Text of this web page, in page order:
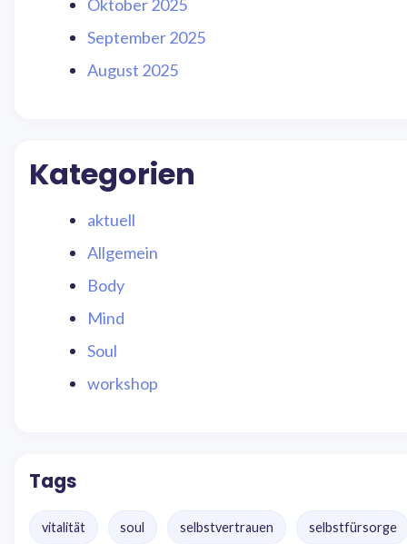
Oktober 2025
September 2025
August 2025
Kategorien
aktuell
Allgemein
Body
Mind
Soul
workshop
Tags
vitalität soul selbstvertrauen selbstfürsorge